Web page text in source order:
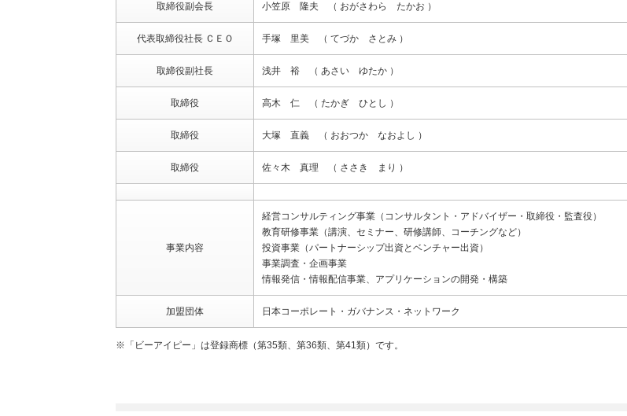
取締役副会長 小笠原 隆夫 （ おがさわら たかお ）
代表取締役社長 ＣＥＯ 手塚 里美 （ てづか さとみ ）
取締役副社長 浅井 裕 （ あさい ゆたか ）
取締役 高木 仁 （ たかぎ ひとし ）
取締役 大塚 直義 （ おおつか なおよし ）
取締役 佐々木 真理 （ ささき まり ）
事業内容
経営コンサルティング事業（コンサルタント・アドバイザー・取締役・監査役）
教育研修事業（講演、セミナー、研修講師、コーチングなど）
投資事業（パートナーシップ出資とベンチャー出資）
事業調査・企画事業
情報発信・情報配信事業、アプリケーションの開発・構築
加盟団体 日本コーポレート・ガバナンス・ネットワーク
※「ビーアイピー」は登録商標（第35類、第36類、第41類）です。